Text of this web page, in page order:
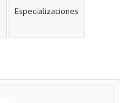
Especializaciones